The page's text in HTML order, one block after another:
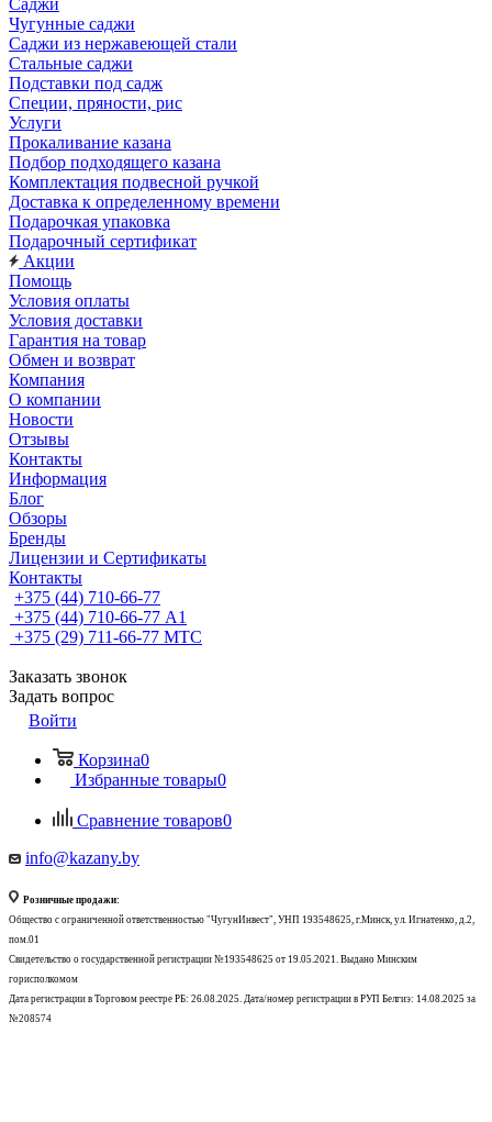
Саджи
Чугунные саджи
Саджи из нержавеющей стали
Стальные саджи
Подставки под садж
Специи, пряности, рис
Услуги
Прокаливание казана
Подбор подходящего казана
Комплектация подвесной ручкой
Доставка к определенному времени
Подарочкая упаковка
Подарочный сертификат
Акции
Помощь
Условия оплаты
Условия доставки
Гарантия на товар
Обмен и возврат
Компания
О компании
Новости
Отзывы
Контакты
Информация
Блог
Обзоры
Бренды
Лицензии и Сертификаты
Контакты
+375 (44) 710-66-77
+375 (44) 710-66-77 А1
+375 (29) 711-66-77 МТС
Заказать звонок
Задать вопрос
Войти
Корзина0
Избранные товары0
Сравнение товаров0
info@kazany.by
Розничные продажи:
Общество с ограниченной ответственностью "ЧугунИнвест", УНП 193548625, г.Минск, ул. Игнатенко, д.2,
пом.01
Свидетельство о государственной регистрации №193548625 от 19.05.2021. Выдано Минским
горисполкомом
Дата регистрации в Торговом реестре РБ: 26.08.2025. Дата/номер регистрации в РУП Белгиэ: 14.08.2025 за
№208574